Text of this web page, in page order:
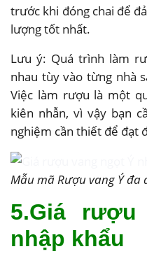
trước khi đóng chai để
lượng tốt nhất.
Lưu ý: Quá trình làm
nhau tùy vào từng nhà
Việc làm rượu là một
kiên nhẫn, vì vậy bạn
nghiệm cần thiết để đạt
Mẫu mã Rượu vang Ý đa
5.Giá
nhập khẩu